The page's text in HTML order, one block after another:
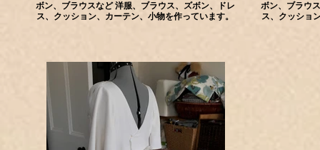
ボン、ブラウスなど 洋服、ブラウス、ズボン、ドレ
ス、クッション、カーテン、小物を作っています。
ボン、ブラウ
ス、クッショ